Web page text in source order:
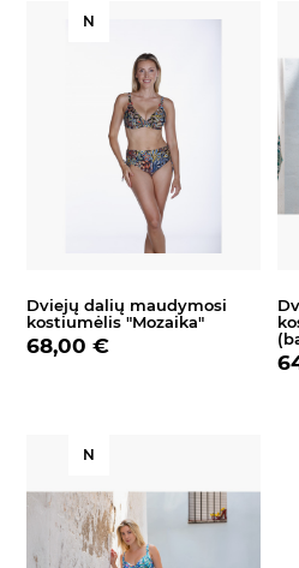
N
Dviejų dalių maudymosi
kostiumėlis "Mozaika"
68,00 €
N